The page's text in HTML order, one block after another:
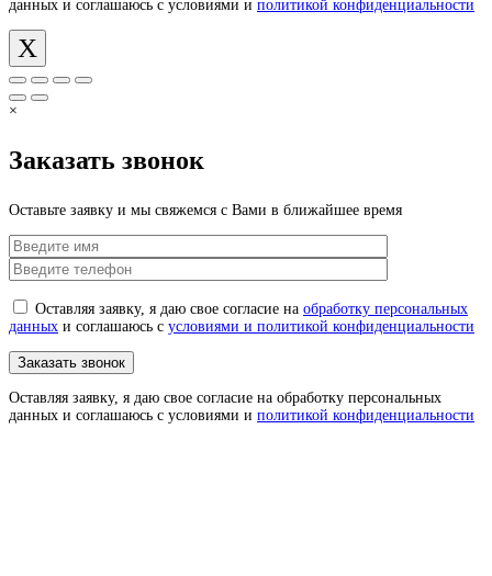
данных и соглашаюсь с условиями и политикой конфиденциальности
X
×
Заказать звонок
Оставьте заявку и мы свяжемся с Вами в ближайшее время
Оставляя заявку, я даю свое согласие на обработку персональных
данных и соглашаюсь с условиями и политикой конфиденциальности
Оставляя заявку, я даю свое согласие на обработку персональных
данных и соглашаюсь с условиями и политикой конфиденциальности